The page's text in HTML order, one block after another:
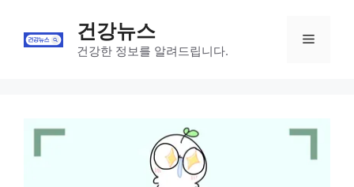
content
건강뉴스
건강한 정보를 알려드립니다.
Menu